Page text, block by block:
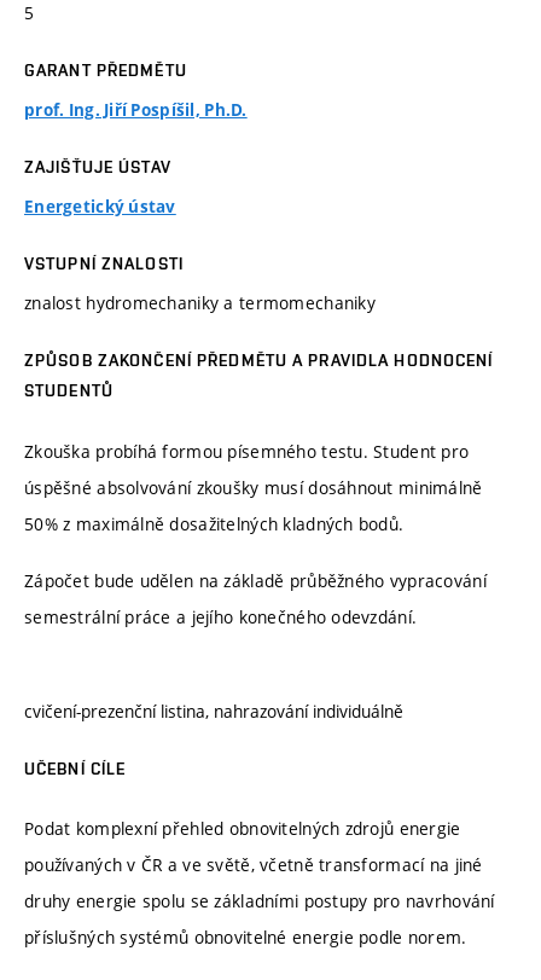
5
GARANT PŘEDMĚTU
prof. Ing. Jiří Pospíšil, Ph.D.
ZAJIŠŤUJE ÚSTAV
Energetický ústav
VSTUPNÍ ZNALOSTI
znalost hydromechaniky a termomechaniky
ZPŮSOB ZAKONČENÍ PŘEDMĚTU A PRAVIDLA HODNOCENÍ
STUDENTŮ
Zkouška probíhá formou písemného testu. Student pro
úspěšné absolvování zkoušky musí dosáhnout minimálně
50% z maximálně dosažitelných kladných bodů.
Zápočet bude udělen na základě průběžného vypracování
semestrální práce a jejího konečného odevzdání.
cvičení-prezenční listina, nahrazování individuálně
UČEBNÍ CÍLE
Podat komplexní přehled obnovitelných zdrojů energie
používaných v ČR a ve světě, včetně transformací na jiné
druhy energie spolu se základními postupy pro navrhování
příslušných systémů obnovitelné energie podle norem.